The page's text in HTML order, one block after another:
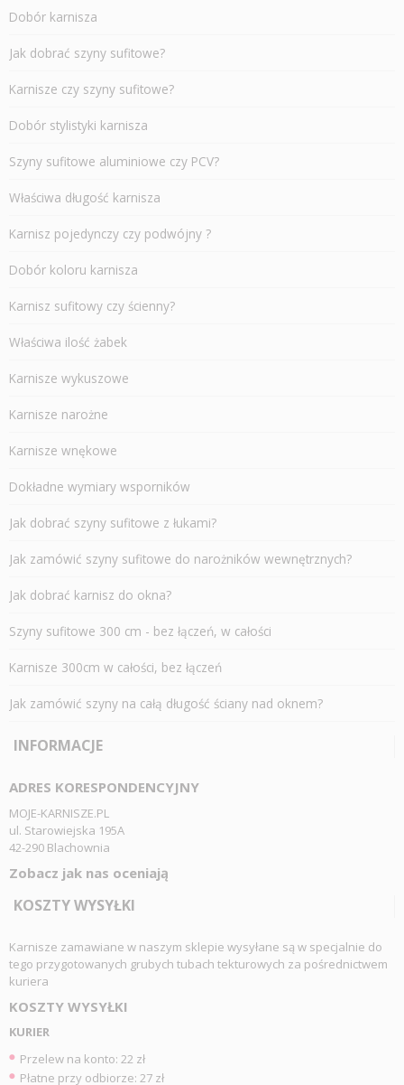
Dobór karnisza
Jak dobrać szyny sufitowe?
Karnisze czy szyny sufitowe?
Dobór stylistyki karnisza
Szyny sufitowe aluminiowe czy PCV?
Właściwa długość karnisza
Karnisz pojedynczy czy podwójny ?
Dobór koloru karnisza
Karnisz sufitowy czy ścienny?
Właściwa ilość żabek
Karnisze wykuszowe
Karnisze narożne
Karnisze wnękowe
Dokładne wymiary wsporników
Jak dobrać szyny sufitowe z łukami?
Jak zamówić szyny sufitowe do narożników wewnętrznych?
Jak dobrać karnisz do okna?
Szyny sufitowe 300 cm - bez łączeń, w całości
Karnisze 300cm w całości, bez łączeń
Jak zamówić szyny na całą długość ściany nad oknem?
INFORMACJE
ADRES KORESPONDENCYJNY
MOJE-KARNISZE.PL
ul. Starowiejska 195A
42-290 Blachownia
Zobacz jak nas oceniają
KOSZTY WYSYŁKI
Karnisze zamawiane w naszym sklepie wysyłane są w specjalnie do
tego przygotowanych grubych tubach tekturowych za pośrednictwem
kuriera
KOSZTY WYSYŁKI
KURIER
Przelew na konto: 22 zł
Płatne przy odbiorze: 27 zł